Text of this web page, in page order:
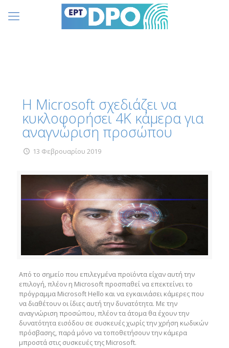
Η Microsoft σχεδιάζει να
κυκλοφορήσει 4Κ κάμερα για
αναγνώριση προσώπου
13 Φεβρουαρίου 2019
Από το σημείο που επιλεγμένα προϊόντα είχαν αυτή την
επιλογή, πλέον η Microsoft προσπαθεί να επεκτείνει το
πρόγραμμα Microsoft Hello και να εγκαινιάσει κάμερες που
να διαθέτουν οι ίδιες αυτή την δυνατότητα. Με την
αναγνώριση προσώπου, πλέον τα άτομα θα έχουν την
δυνατότητα εισόδου σε συσκευές χωρίς την χρήση κωδικών
πρόσβασης, παρά μόνο να τοποθετήσουν την κάμερα
μπροστά στις συσκευές της Microsoft.